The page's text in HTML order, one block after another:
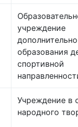
учреждение
образования
спортивной
Учреждение в
народного